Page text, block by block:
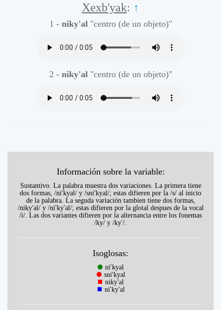
Xexb'yak: ↑
1 - niky'al "centro (de un objeto)"
2 - niky'al "centro (de un objeto)"
Información sobre la variable:
Sustantivo. La palabra muestra dos variaciones. La primera tiene
dos formas, /ni'kyal/ y /sni'kyal/; estas difieren por la /s/ al inicio
de la palabra. La seguda variación tambien tiene dos formas,
/niky'al/ y /ni'ky'al/; estas difieren por la glotal despues de la vocal
/i/. Las dos variantes difieren por la alternancia entre los fonemas
/ky/ y /ky'/.
Isoglosas:
⯃ ni'kyal
⯃ sni'kyal
⯀ niky'al
⯀ ni'ky'al